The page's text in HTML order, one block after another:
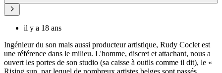
il y a 18 ans
Ingénieur du son mais aussi producteur artistique, Rudy Coclet est
une référence dans le milieu. L'homme, discret et attachant, nous a
ouvert les portes de son studio (sa caisse à outils comme il dit), le «
Rising sun, par lequel de nombreux artistes belges sont passés